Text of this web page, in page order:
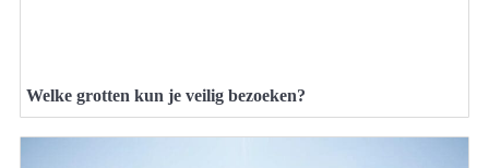
Welke grotten kun je veilig bezoeken?